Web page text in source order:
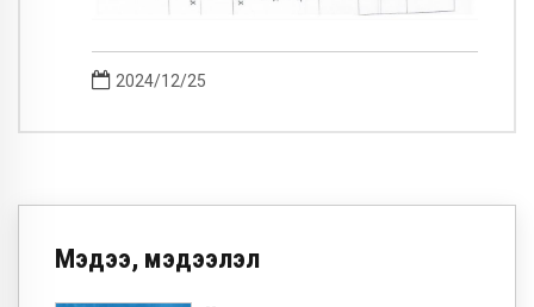
2024/12/25
Мэдээ, мэдээлэл